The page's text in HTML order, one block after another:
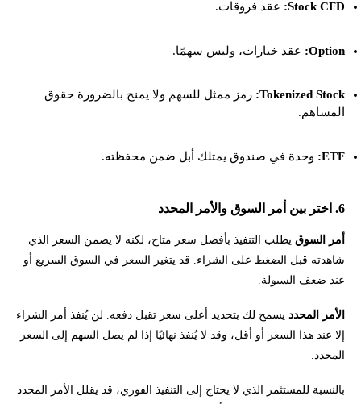
Stock CFD: عقد فروقات.
Option: عقد خيارات، وليس سهمًا.
Tokenized Stock: رمز ممثل للسهم ولا يمنح بالضرورة حقوق
المساهم.
ETF: وحدة في صندوق يمتلك أبل ضمن محفظته.
6. اختر بين أمر السوق والأمر المحدد
أمر السوق يطلب التنفيذ بأفضل سعر متاح، لكنه لا يضمن السعر الذي
شاهدته قبل الضغط على الشراء. قد يتغير السعر في السوق السريع أو
عند ضعف السيولة.
الأمر المحدد يسمح لك بتحديد أعلى سعر تقبل دفعه. لن يُنفذ أمر الشراء
إلا عند هذا السعر أو أقل، وقد لا يُنفذ نهائيًا إذا لم يصل السهم إلى السعر
المحدد.
بالنسبة للمستثمر الذي لا يحتاج إلى التنفيذ الفوري، قد يقلل الأمر المحدد